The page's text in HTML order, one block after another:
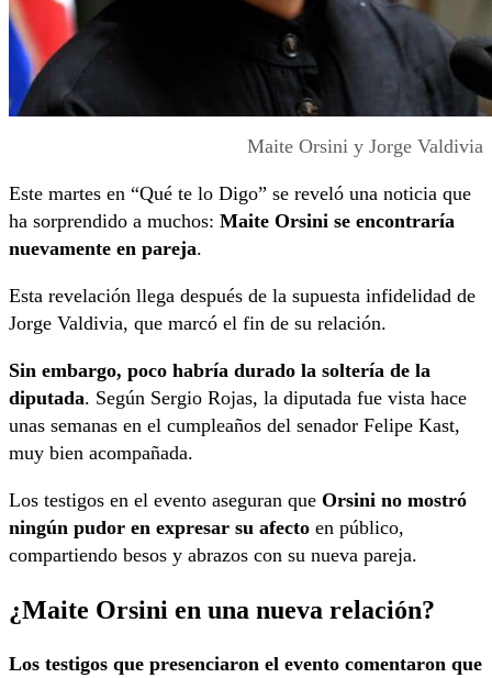
Maite Orsini y Jorge Valdivia
Este martes en “Qué te lo Digo” se reveló una noticia que
ha sorprendido a muchos: Maite Orsini se encontraría
nuevamente en pareja.
Esta revelación llega después de la supuesta infidelidad de
Jorge Valdivia, que marcó el fin de su relación.
Sin embargo, poco habría durado la soltería de la
diputada. Según Sergio Rojas, la diputada fue vista hace
unas semanas en el cumpleaños del senador Felipe Kast,
muy bien acompañada.
Los testigos en el evento aseguran que Orsini no mostró
ningún pudor en expresar su afecto en público,
compartiendo besos y abrazos con su nueva pareja.
¿Maite Orsini en una nueva relación?
Los testigos que presenciaron el evento comentaron que